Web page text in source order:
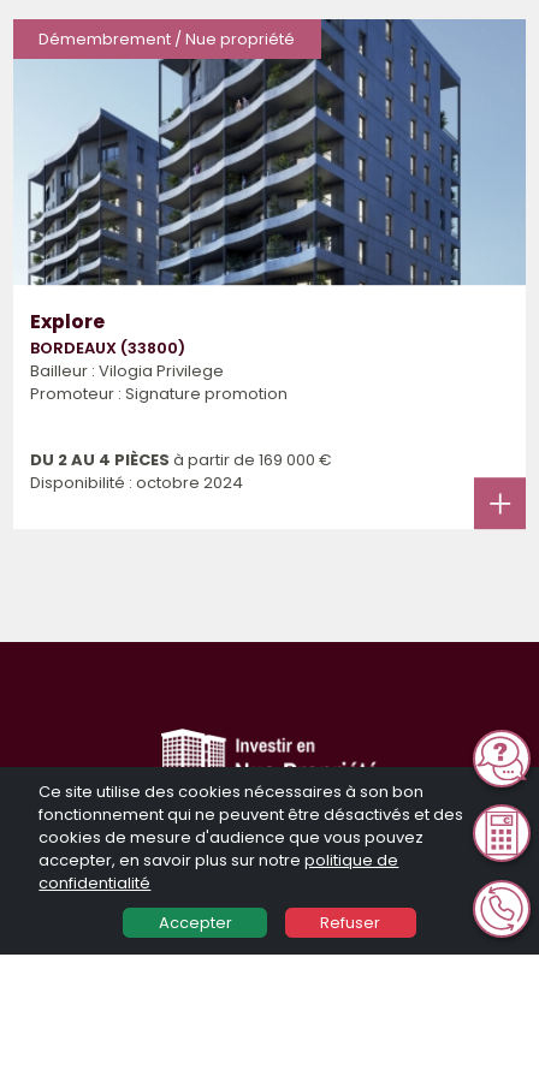
Démembrement / Nue propriété
Explore
BORDEAUX (33800)
Bailleur : Vilogia Privilege
Promoteur : Signature promotion
DU 2 AU 4 PIÈCES à partir de 169 000 €
Disponibilité : octobre 2024
Ce site utilise des cookies nécessaires à son bon
fonctionnement qui ne peuvent être désactivés et des
cookies de mesure d'audience que vous pouvez
accepter, en savoir plus sur notrepolitique de
confidentialité
Accepter
Refuser
Le site de référence
en
conseil
gestion de
patrimoine